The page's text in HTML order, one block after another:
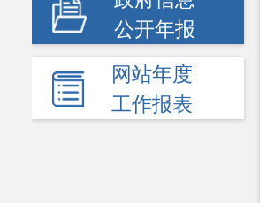
公开年报
网站年度
工作报表